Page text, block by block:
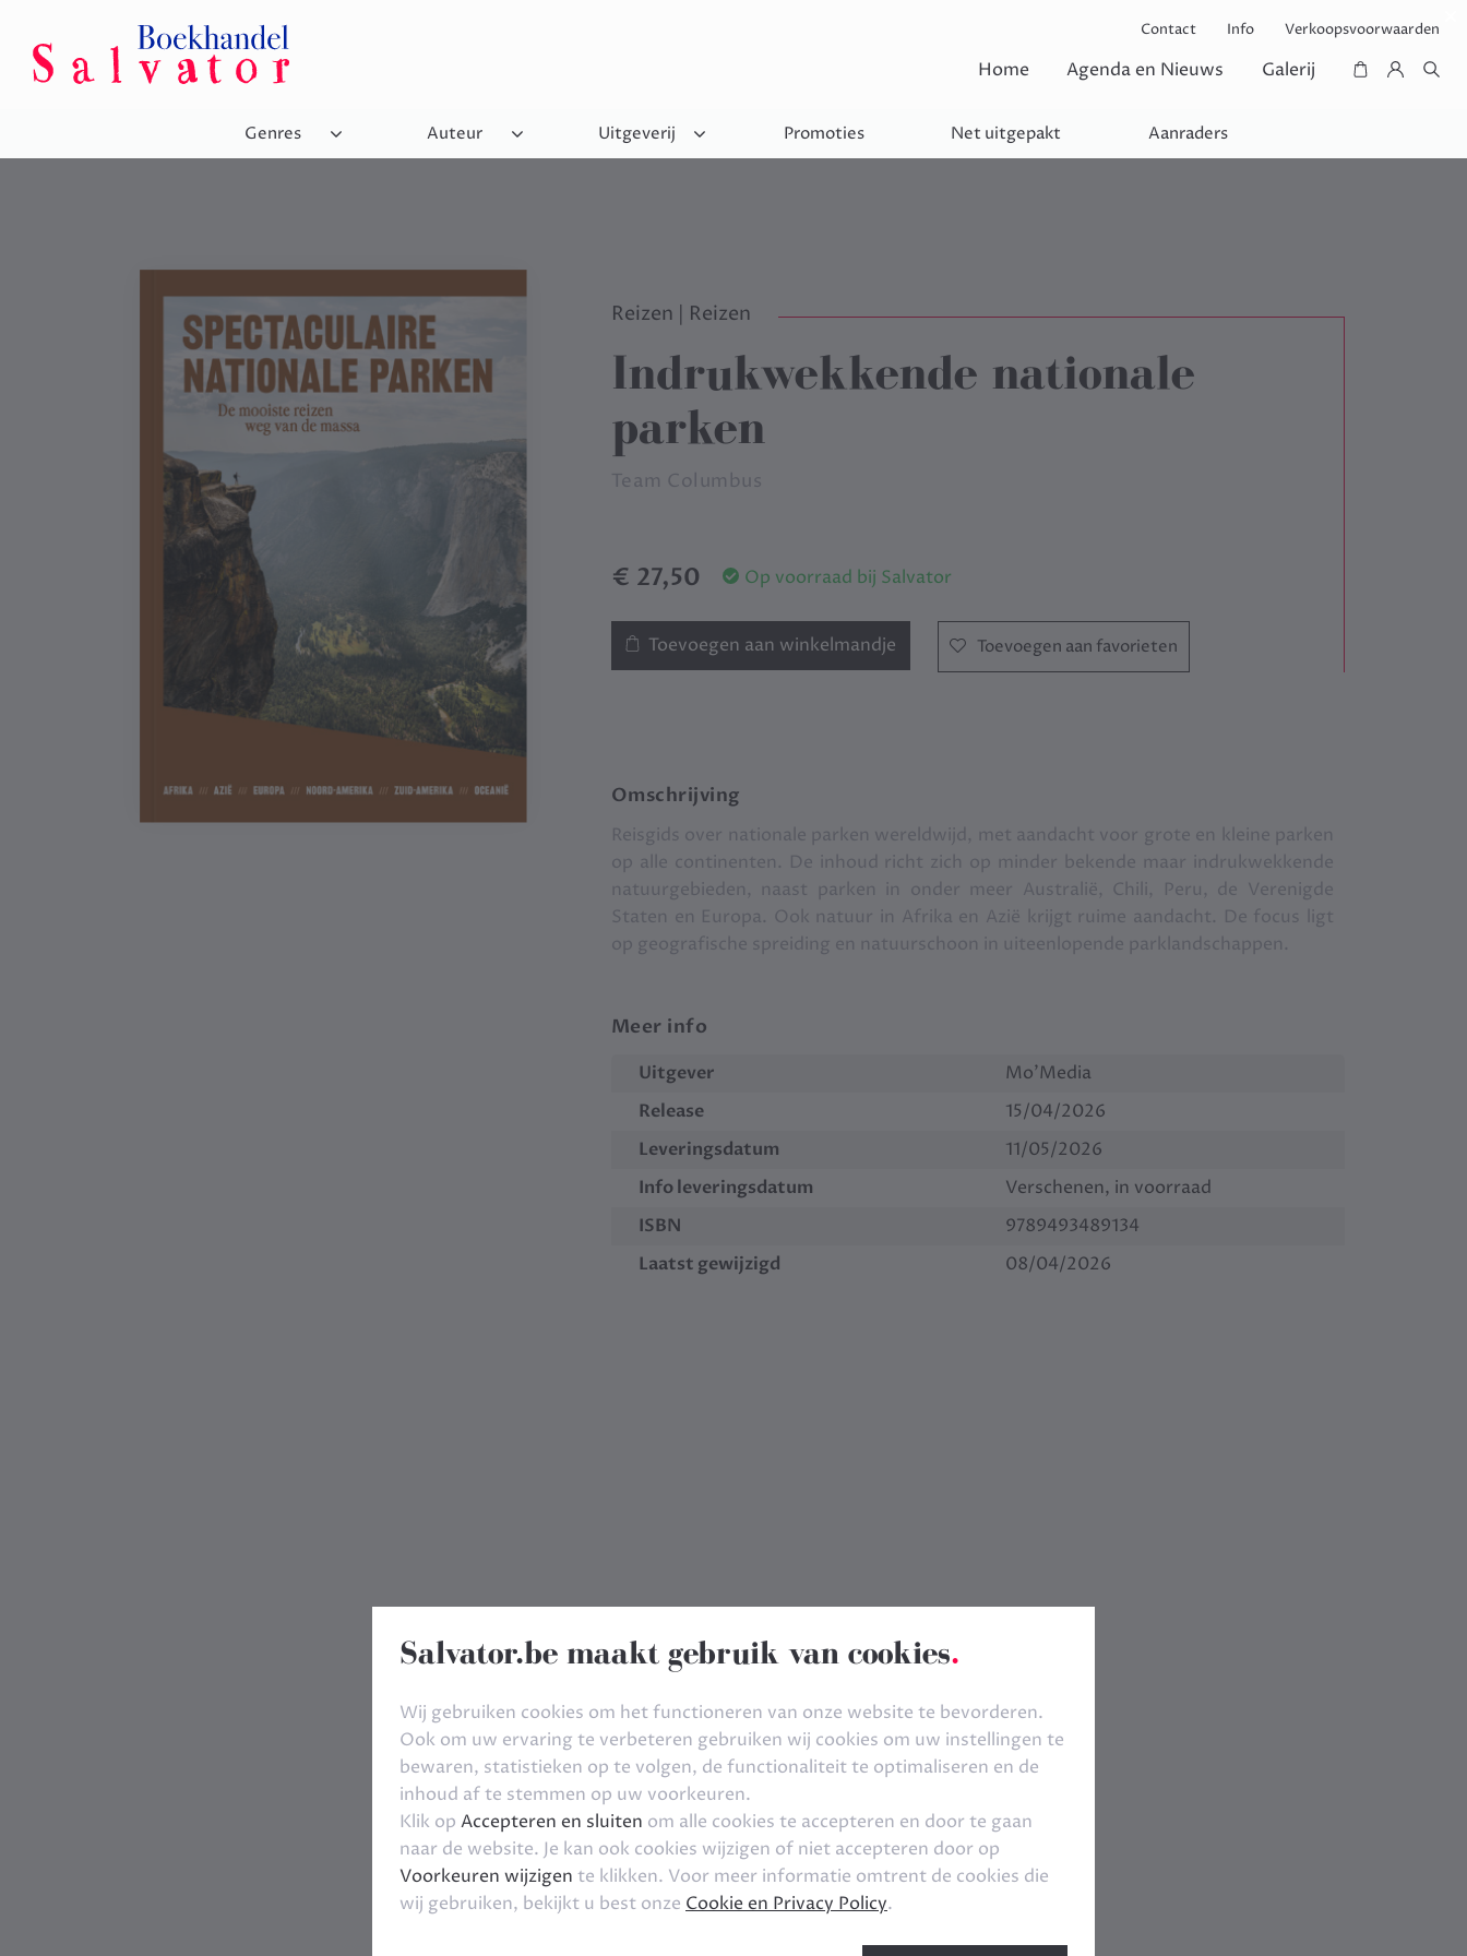
Contact Info Verkoopsvoorwaarden
Home Agenda en Nieuws Galerij
Genres Auteur Uitgeverij Promoties Net uitgepakt Aanraders
Reizen | Reizen
Indrukwekkende nationale
parken
Team Columbus
€ 27,50 Op voorraad bij Salvator
Toevoegen aan winkelmandje Toevoegen aan favorieten
Omschrijving
Reisgids over nationale parken wereldwijd, met aandacht voor grote en kleine parken
op alle continenten. De inhoud richt zich op minder bekende maar indrukwekkende
natuurgebieden, naast parken in onder meer Australië, Chili, Peru, de Verenigde
Staten en Europa. Ook natuur in Afrika en Azië krijgt ruime aandacht. De focus ligt
op geografische spreiding en natuurschoon in uiteenlopende parklandschappen.
Meer info
Uitgever
Mo'Media
Release
15/04/2026
Leveringsdatum
11/05/2026
Info leveringsdatum
Verschenen, in voorraad
ISBN
9789493489134
Laatst gewijzigd
08/04/2026
Salvator.be maakt gebruik van cookies.
Wij gebruiken cookies om het functioneren van onze website te bevorderen.
Ook om uw ervaring te verbeteren gebruiken wij cookies om uw instellingen te
bewaren, statistieken op te volgen, de functionaliteit te optimaliseren en de
inhoud af te stemmen op uw voorkeuren.
Klik op Accepteren en sluiten om alle cookies te accepteren en door te gaan
naar de website. Je kan ook cookies wijzigen of niet accepteren door op
Voorkeuren wijzigen te klikken. Voor meer informatie omtrent de cookies die
wij gebruiken, bekijkt u best onze Cookie en Privacy Policy.